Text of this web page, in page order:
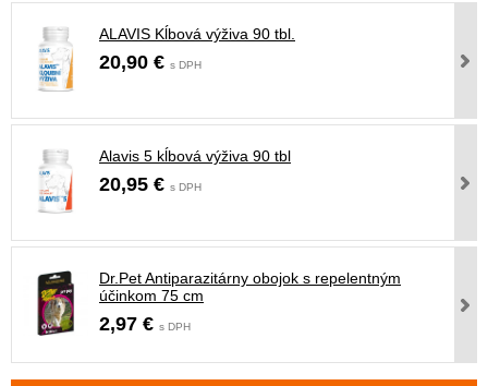
ALAVIS Kĺbová výživa 90 tbl.
20,90 € s DPH
Alavis 5 kĺbová výživa 90 tbl
20,95 € s DPH
Dr.Pet Antiparazitárny obojok s repelentným
účinkom 75 cm
2,97 € s DPH